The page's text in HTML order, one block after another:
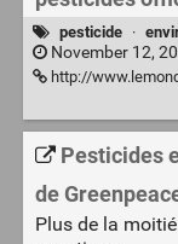
pesticide ·
November 12,
http://www.lemonde.fr/planete/article/
Pesticides
de
Plus de la